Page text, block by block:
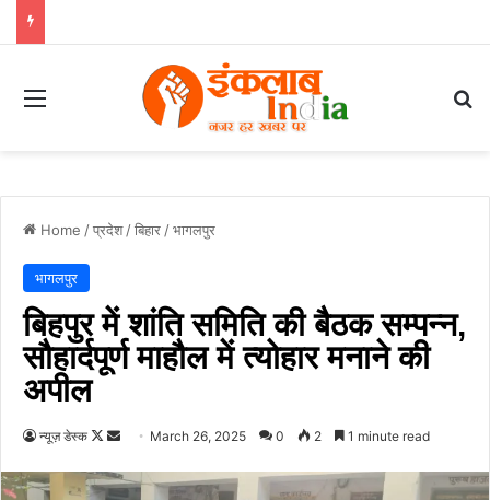
Menu
Home /प्रदेश /बिहार /भागलपुर
भागलपुर
बिहपुर में शांति समिति की बैठक सम्पन्न,
सौहार्दपूर्ण माहौल में त्योहार मनाने की
अपील
न्यूज़ डेस्क
Follow
X
Send
email
March 26, 2025 0 2 1 minute read